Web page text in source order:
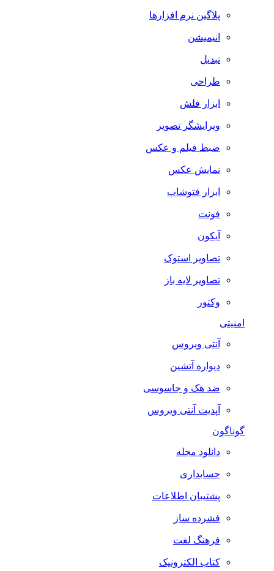
پلاگین نرم افزارها
انیمیشن
تبدیل
طراحی
ابزار فلش
ویرایشگر تصویر
ضبط فيلم و عكس
نمایش عکس
ابزار فتوشاپ
فونت
آیکون
تصاویر استوک
تصاویر لایه باز
وکتور
امنیتی
آنتی ویروس
دیواره آتشین
ضد هک و جاسوسی
آپدیت آنتی ویروس
گوناگون
دانلود مجله
حسابداری
پشتیبان اطلاعات
فشرده ساز
فرهنگ لغت
کتاب الکترونیک